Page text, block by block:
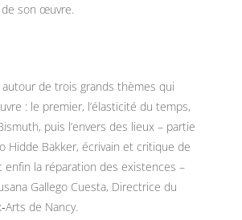
de son œuvre.
autour de trois grands thèmes qui
: le premier, l’élasticité du temps,
puis l’envers des lieux – partie
Hidde Bakker, écrivain et critique de
enfin la réparation des existences –
Gallego Cuesta, Directrice du
de Nancy.